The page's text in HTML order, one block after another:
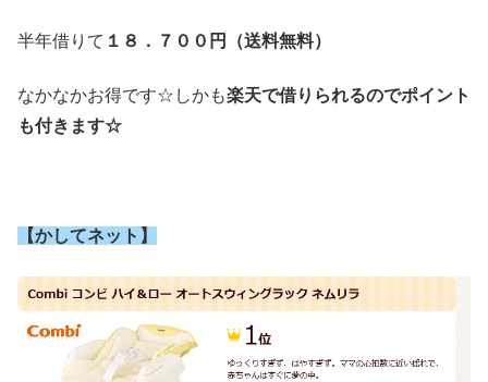
半年借りて １８．７００円（送料無料）
なかなかお得です☆しかも楽天で借りられるのでポイント
も付きます☆
【かしてネット】